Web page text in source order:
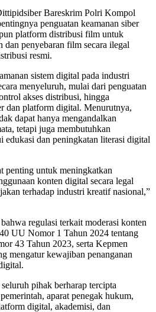
Bareskrim Polri Kompol
penguatan keamanan siber
platform distribusi film untuk
dan penyebaran film secara ilegal
resmi.
sistem digital pada industri
menyeluruh, mulai dari penguatan
akses distribusi, hingga
dan platform digital. Menurutnya,
dapat hanya mengandalkan
tetapi juga membutuhkan
edukasi dan peningkatan literasi digital
penting untuk meningkatkan
konten digital secara legal
terhadap industri kreatif nasional,”
regulasi terkait moderasi konten
UU Nomor 1 Tahun 2024 tentang
43 Tahun 2023, serta Kepmen
mengatur kewajiban penanganan
pihak berharap tercipta
aparat penegak hukum,
digital, akademisi, dan